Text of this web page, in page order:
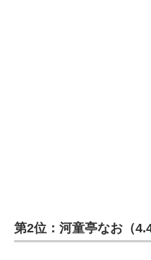
第2位：河童亭なお（